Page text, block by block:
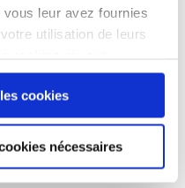
leur avez fournies
utilisation de leurs
cookies
nécessaires